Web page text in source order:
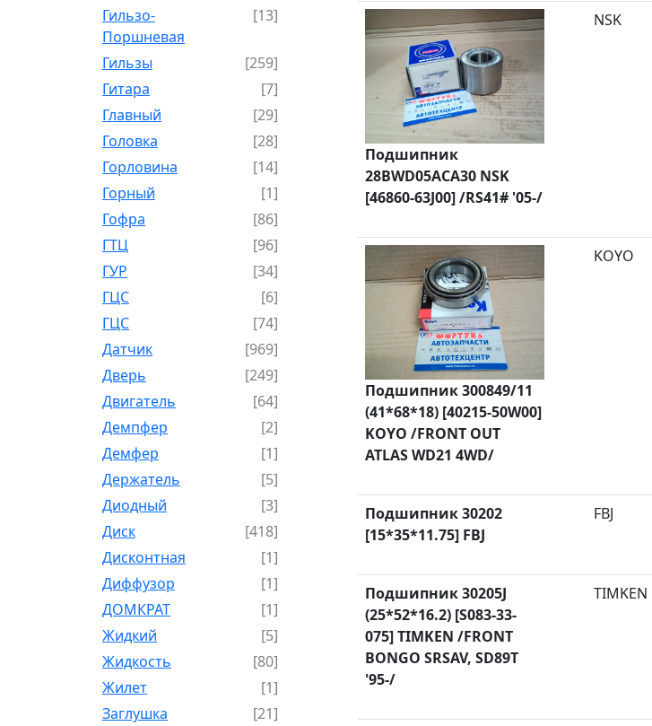
Гильзо-
Поршневая
[13]
Гильзы
[259]
Гитара
[7]
Главный
[29]
Головка
[28]
Горловина
[14]
Горный
[1]
Гофра
[86]
ГТЦ
[96]
ГУР
[34]
ГЦC
[6]
ГЦС
[74]
Датчик
[969]
Дверь
[249]
Двигатель
[64]
Демпфер
[2]
Демфер
[1]
Держатель
[5]
Диодный
[3]
Диск
[418]
Дисконтная
[1]
Диффузор
[1]
ДОМКРАТ
[1]
Жидкий
[5]
Жидкость
[80]
Жилет
[1]
Заглушка
[21]
Подшипник
28BWD05ACA30 NSK
[46860-63J00] /RS41# '05-/
NSK
Подшипник 300849/11
(41*68*18) [40215-50W00]
KOYO /FRONT OUT
ATLAS WD21 4WD/
KOYO
Подшипник 30202
[15*35*11.75] FBJ
FBJ
Подшипник 30205J
(25*52*16.2) [S083-33-
075] TIMKEN /FRONT
BONGO SRSAV, SD89T
'95-/
TIMKEN